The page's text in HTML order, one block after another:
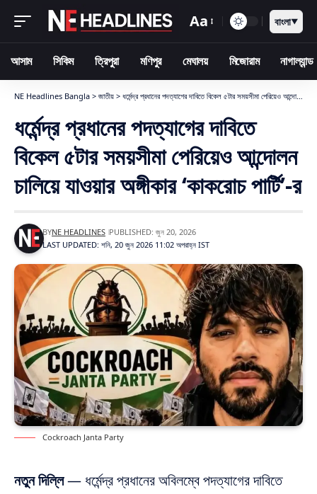
Aa বাংলা▼
আসাম সিকিম ত্রিপুরা মণিপুর মেঘালয় মিজোরাম নাগাল্যান্ড
NE Headlines Bangla > জাতীয় > ধর্মেন্দ্র প্রধানের পদত্যাগের দাবিতে বিকেল ৫টার সময়সীমা পেরিয়েও আন্দোলন চালিয়ে যাওয়ার অঙ্গীকার ‘কাকরোচ পার্টি’-র
ধর্মেন্দ্র প্রধানের পদত্যাগের দাবিতে
বিকেল ৫টার সময়সীমা পেরিয়েও আন্দোলন
চালিয়ে যাওয়ার অঙ্গীকার ‘কাকরোচ পার্টি’-র
LAST UPDATED: শনি, 20 জুন 2026 11:02 অপরাহ্ন IST
BYNE HEADLINES PUBLISHED: জুন 20, 2026
Cockroach Janta Party
নতুন দিল্লি— ধর্মেন্দ্র প্রধানের অবিলম্বে পদত্যাগের দাবিতে